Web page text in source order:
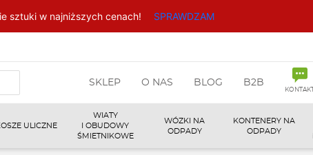
sztuki w najniższych cenach! SPRAWDZAM
SKLEP O NAS BLOG B2B
KONTAKT
ULICZNE
WIATY
I OBUDOWY
ŚMIETNIKOWE
WÓZKI NA
ODPADY
KONTENERY NA
ODPADY